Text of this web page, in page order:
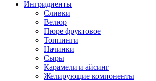
Ингридиенты
Сливки
Велюр
Пюре фруктовое
Топпинги
Начинки
Сыры
Карамели и айсинг
Желирующие компоненты